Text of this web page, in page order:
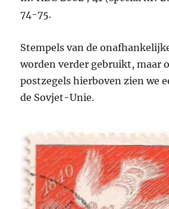
74-75.
Stempels van de
worden verder gebruikt, maar
postzegels hierboven zien we
de Sovjet-Unie.